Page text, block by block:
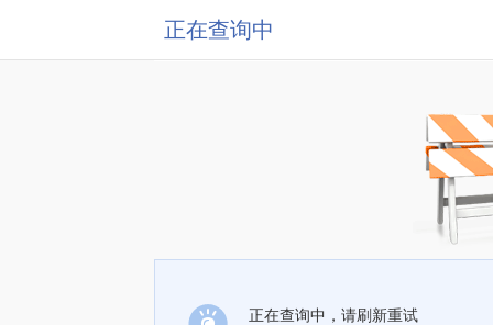
正在查询中
正在查询中，请刷新重试